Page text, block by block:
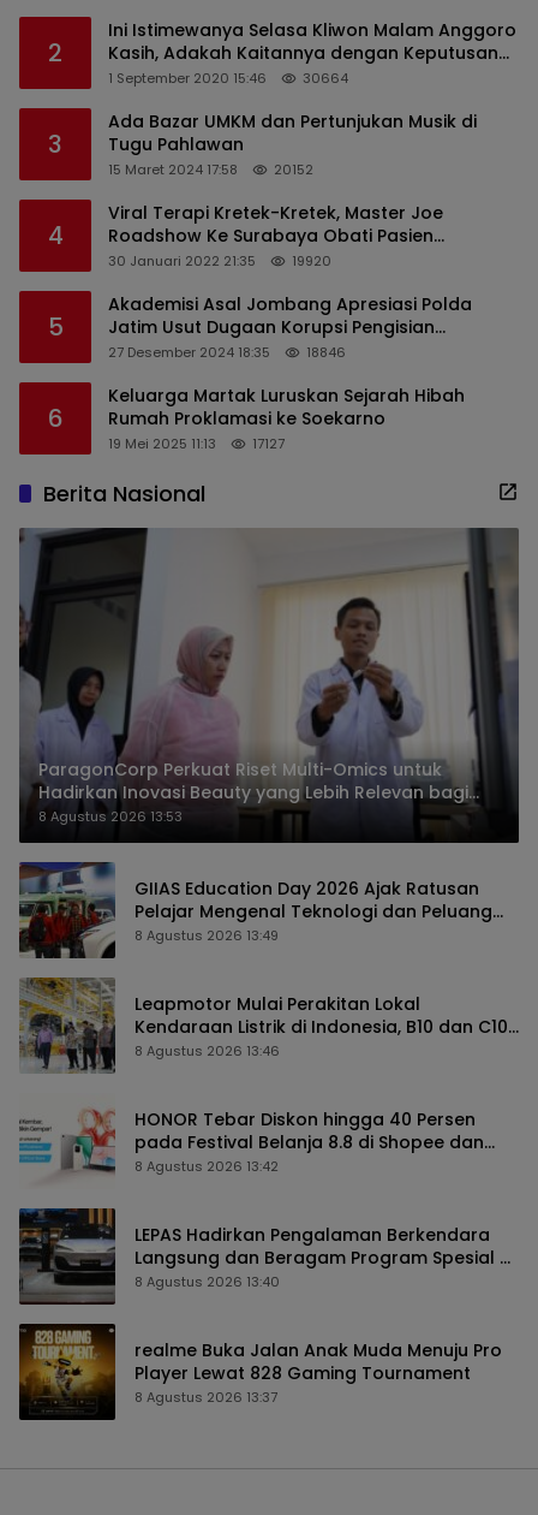
2
Ini Istimewanya Selasa Kliwon Malam Anggoro
Kasih, Adakah Kaitannya dengan Keputusan
PDIP?
1 September 2020 15:46 30664
3
Ada Bazar UMKM dan Pertunjukan Musik di
Tugu Pahlawan
15 Maret 2024 17:58 20152
4
Viral Terapi Kretek-Kretek, Master Joe
Roadshow Ke Surabaya Obati Pasien
Sekaligus Edukasi Masyarakat
30 Januari 2022 21:35 19920
5
Akademisi Asal Jombang Apresiasi Polda
Jatim Usut Dugaan Korupsi Pengisian
Perangkat Desa di Kediri
27 Desember 2024 18:35 18846
6
Keluarga Martak Luruskan Sejarah Hibah
Rumah Proklamasi ke Soekarno
19 Mei 2025 11:13 17127
Berita Nasional
ParagonCorp Perkuat Riset Multi-Omics untuk
Hadirkan Inovasi Beauty yang Lebih Relevan bagi
Masyarakat Indonesia
8 Agustus 2026 13:53
GIIAS Education Day 2026 Ajak Ratusan
Pelajar Mengenal Teknologi dan Peluang
Karier Industri Otomotif
8 Agustus 2026 13:49
Leapmotor Mulai Perakitan Lokal
Kendaraan Listrik di Indonesia, B10 dan C10
Jadi Model Perdana
8 Agustus 2026 13:46
HONOR Tebar Diskon hingga 40 Persen
pada Festival Belanja 8.8 di Shopee dan
TikTok Shop
8 Agustus 2026 13:42
LEPAS Hadirkan Pengalaman Berkendara
Langsung dan Beragam Program Spesial di
GIIAS 2026
8 Agustus 2026 13:40
realme Buka Jalan Anak Muda Menuju Pro
Player Lewat 828 Gaming Tournament
8 Agustus 2026 13:37